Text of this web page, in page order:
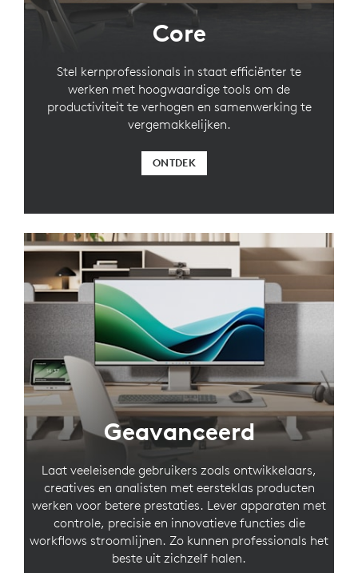
Core
Stel kernprofessionals in staat efficiënter te
werken met hoogwaardige tools om de
productiviteit te verhogen en samenwerking te
vergemakkelijken.
ONTDEK
Geavanceerd
Laat veeleisende gebruikers zoals ontwikkelaars,
creatives en analisten met eersteklas producten
werken voor betere prestaties. Lever apparaten met
controle, precisie en innovatieve functies die
workflows stroomlijnen. Zo kunnen professionals het
beste uit zichzelf halen.